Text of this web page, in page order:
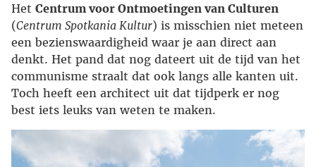
Het Centrum voor Ontmoetingen van Culturen
(Centrum Spotkania Kultur) is misschien niet meteen
een bezienswaardigheid waar je aan direct aan
denkt. Het pand dat nog dateert uit de tijd van het
communisme straalt dat ook langs alle kanten uit.
Toch heeft een architect uit dat tijdperk er nog
best iets leuks van weten te maken.